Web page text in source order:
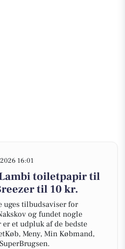
16:01
toiletpapir til
til 10 kr.
uges tilbudsaviser for
og fundet nogle
et udpluk af de bedste
Meny, Min Købmand,